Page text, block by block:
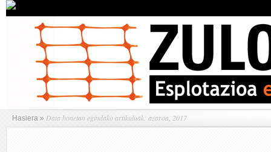
Hasiera » Data honetan egindako artikuluak: azaroa, 2017